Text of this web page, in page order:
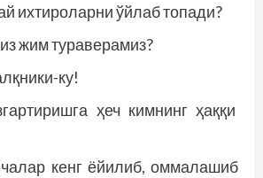
ихтироларни ўйлаб топади?
жим тураверамиз?
ку!
ҳеч кимнинг ҳаққи
кенг ёйилиб, оммалашиб